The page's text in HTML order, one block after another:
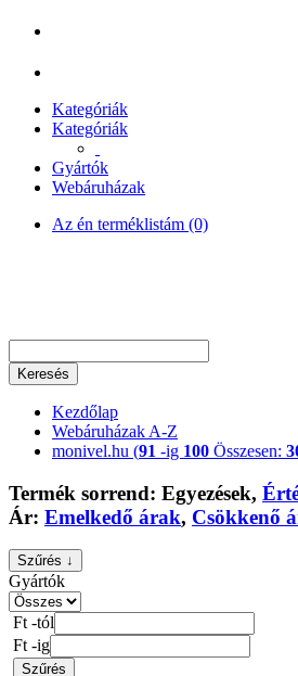
Kategóriák
Kategóriák
Gyártók
Webáruházak
Az én terméklistám (0)
Keresés
Kezdőlap
Webáruházak A-Z
monivel.hu (91 -ig 100 Összesen:
Termék sorrend: Egyezések,
Ár: Emelkedő árak, Csökkenő
Szűrés ↓
Gyártók
Ft -tól
Ft -ig
Szűrés